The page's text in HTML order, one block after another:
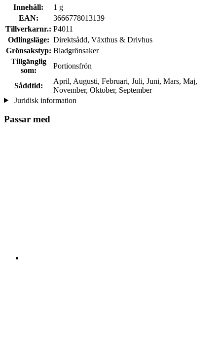
Innehåll:
1 g
EAN:
3666778013139
Tillverkarnr.: P4011
Odlingsläge: Direktsådd, Växthus & Drivhus
Grönsakstyp: Bladgrönsaker
Tillgänglig
som:
Portionsfrön
Såddtid:
April, Augusti, Februari, Juli, Juni, Mars, Maj,
November, Oktober, September
Juridisk information
Passar med